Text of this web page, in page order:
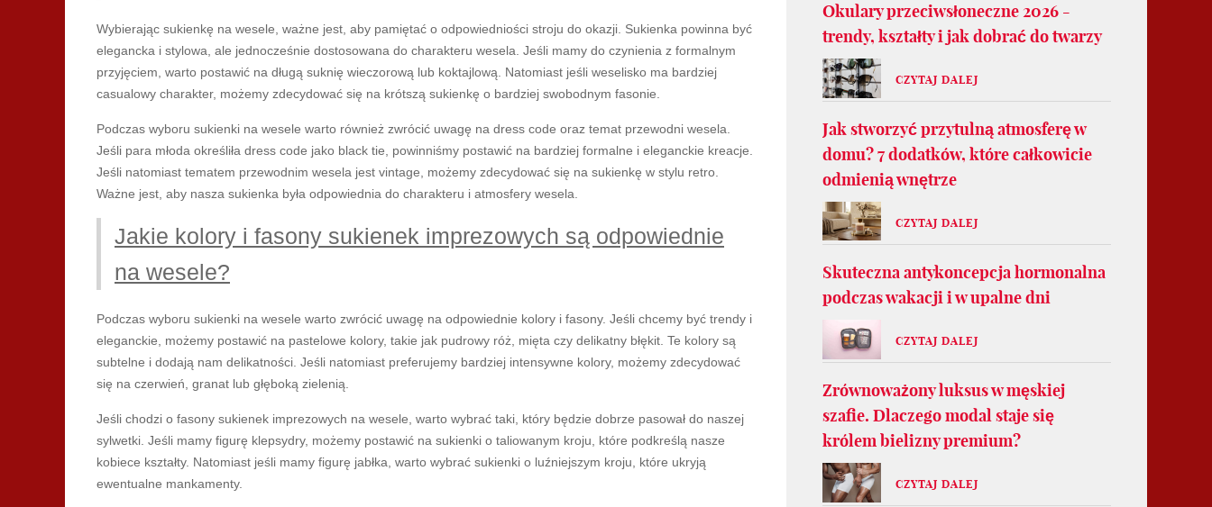
Wybierając sukienkę na wesele, ważne jest, aby pamiętać o odpowiedniości stroju do okazji. Sukienka powinna być
elegancka i stylowa, ale jednocześnie dostosowana do charakteru wesela. Jeśli mamy do czynienia z formalnym
przyjęciem, warto postawić na długą suknię wieczorową lub koktajlową. Natomiast jeśli weselisko ma bardziej
casualowy charakter, możemy zdecydować się na krótszą sukienkę o bardziej swobodnym fasonie.
Podczas wyboru sukienki na wesele warto również zwrócić uwagę na dress code oraz temat przewodni wesela.
Jeśli para młoda określiła dress code jako black tie, powinniśmy postawić na bardziej formalne i eleganckie kreacje.
Jeśli natomiast tematem przewodnim wesela jest vintage, możemy zdecydować się na sukienkę w stylu retro.
Ważne jest, aby nasza sukienka była odpowiednia do charakteru i atmosfery wesela.
Jakie kolory i fasony sukienek imprezowych są odpowiednie
na wesele?
Podczas wyboru sukienki na wesele warto zwrócić uwagę na odpowiednie kolory i fasony. Jeśli chcemy być trendy i
eleganckie, możemy postawić na pastelowe kolory, takie jak pudrowy róż, mięta czy delikatny błękit. Te kolory są
subtelne i dodają nam delikatności. Jeśli natomiast preferujemy bardziej intensywne kolory, możemy zdecydować
się na czerwień, granat lub głęboką zielenią.
Jeśli chodzi o fasony sukienek imprezowych na wesele, warto wybrać taki, który będzie dobrze pasował do naszej
sylwetki. Jeśli mamy figurę klepsydry, możemy postawić na sukienki o taliowanym kroju, które podkreślą nasze
kobiece kształty. Natomiast jeśli mamy figurę jabłka, warto wybrać sukienki o luźniejszym kroju, które ukryją
ewentualne mankamenty.
Okulary przeciwsłoneczne 2026 -
trendy, kształty i jak dobrać do twarzy
CZYTAJ DALEJ
Jak stworzyć przytulną atmosferę w
domu? 7 dodatków, które całkowicie
odmienią wnętrze
CZYTAJ DALEJ
Skuteczna antykoncepcja hormonalna
podczas wakacji i w upalne dni
CZYTAJ DALEJ
Zrównoważony luksus w męskiej
szafie. Dlaczego modal staje się
królem bielizny premium?
CZYTAJ DALEJ